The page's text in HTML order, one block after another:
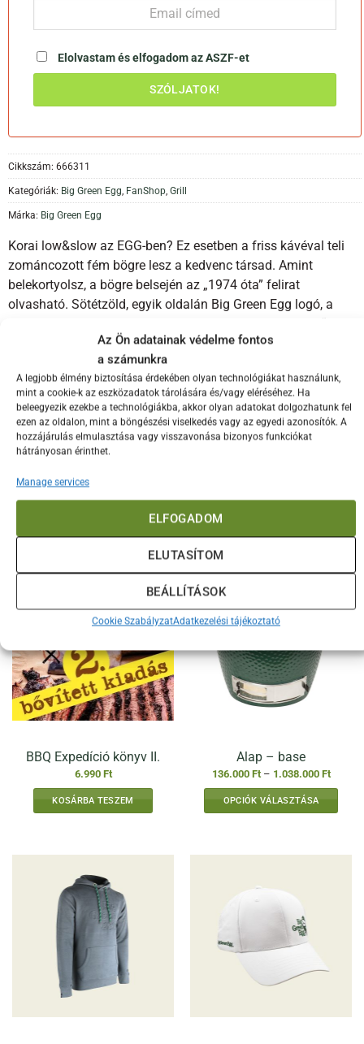
Az Ön adatainak védelme fontos
a számunkra
A legjobb élmény biztosítása érdekében olyan technológiákat használunk,
mint a cookie-k az eszközadatok tárolására és/vagy eléréséhez. Ha
beleegyezik ezekbe a technológiákba, akkor olyan adatokat dolgozhatunk fel
ezen az oldalon, mint a böngészési viselkedés vagy az egyedi azonosítók. A
hozzájárulás elmulasztása vagy visszavonása bizonyos funkciókat
hátrányosan érinthet.
Manage services
ELFOGADOM
ELUTASÍTOM
BEÁLLÍTÁSOK
Cookie SzabályzatAdatkezelési tájékoztató
Elolvastam és elfogadom azASZF-et
Cikkszám: 666311
Kategóriák: Big Green Egg FanShop Grill
Márka: Big Green Egg
Korai low&slow az EGG-ben? Ez esetben a friss kávéval teli
zománcozott fém bögre lesz a kedvenc társad. Amint
belekortyolsz, a bögre belsején az „1974 óta” felirat
olvasható. Sötétzöld, egyik oldalán Big Green Egg logó, a
Green Egg bögre nélkülözhetetlen kültéri konyhádhoz és
tökéletes piknikhez, kempingezéshez, csónakázáshoz vagy
túrafelszerelés mellé.
TOVÁBBI INFORMÁCIÓK
Érdekelhetnek még…
BBQ Expedíció könyv II.
6.990 Ft
KOSÁRBA TESZEM
Alap – base
136.000 Ft – 1.038.000 Ft
OPCIÓK VÁLASZTÁSA
terméknek
variációja
változatok
termékoldalon